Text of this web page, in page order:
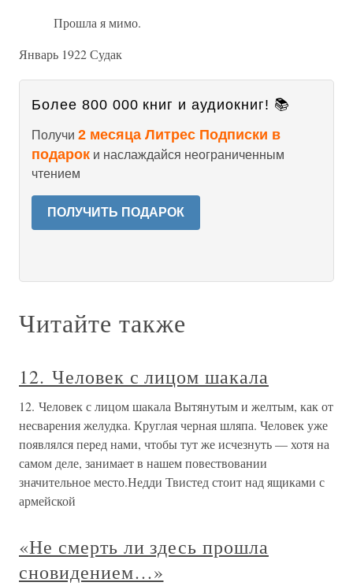
Прошла я мимо.
Январь 1922 Судак
Более 800 000 книг и аудиокниг! 📚
Получи 2 месяца Литрес Подписки в
подарок и наслаждайся неограниченным
чтением
ПОЛУЧИТЬ ПОДАРОК
Читайте также
12. Человек с лицом шакала
12. Человек с лицом шакала Вытянутым и желтым, как от
несварения желудка. Круглая черная шляпа. Человек уже
появлялся перед нами, чтобы тут же исчезнуть — хотя на
самом деле, занимает в нашем повествовании
значительное место.Недди Твистед стоит над ящиками с
армейской
«Не смерть ли здесь прошла
сновидением…»